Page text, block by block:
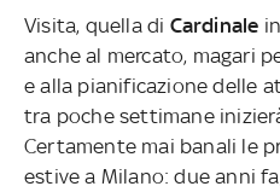
Visita, quella di Cardinale
anche al mercato, magari
e alla pianificazione delle
tra poche settimane
Certamente mai banali le
estive a Milano: due anni